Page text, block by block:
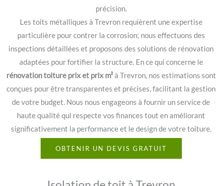
précision.
Les toits métalliques à Trevron requièrent une expertise
particulière pour contrer la corrosion; nous effectuons des
inspections détaillées et proposons des solutions de rénovation
adaptées pour fortifier la structure. En ce qui concerne le
rénovation toiture prix et prix m²à Trevron, nos estimations sont
conçues pour être transparentes et précises, facilitant la gestion
de votre budget. Nous nous engageons à fournir un service de
haute qualité qui respecte vos finances tout en améliorant
significativement la performance et le design de votre toiture.
OBTENIR UN DEVIS GRATUIT